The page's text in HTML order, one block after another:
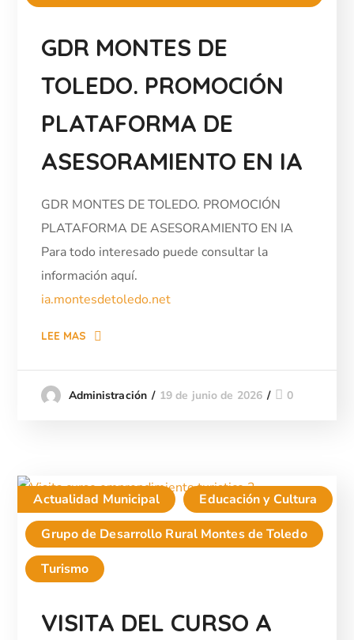
GDR MONTES DE
TOLEDO. PROMOCIÓN
PLATAFORMA DE
ASESORAMIENTO EN IA
GDR MONTES DE TOLEDO. PROMOCIÓN
PLATAFORMA DE ASESORAMIENTO EN IA
Para todo interesado puede consultar la
información aquí.
ia.montesdetoledo.net
LEE MAS
Administración 19 de junio de 2026 0
Actualidad Municipal
Educación y Cultura
Grupo de Desarrollo Rural Montes de Toledo
Turismo
VISITA DEL CURSO A